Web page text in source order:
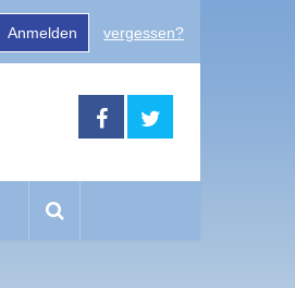
Anmelden vergessen?